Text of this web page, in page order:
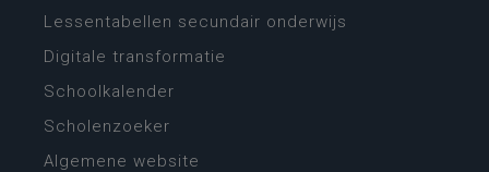
Lessentabellen secundair onderwijs
Digitale transformatie
Schoolkalender
Scholenzoeker
Algemene website